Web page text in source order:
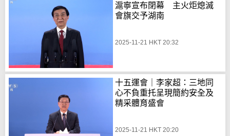
滬寧宣布閉幕 主火炬熄滅
會旗交予湖南
2025-11-21 HKT 20:32
十五運會｜李家超：三地同
心不負重托呈現簡約安全及
精采體育盛會
2025-11-21 HKT 20:20